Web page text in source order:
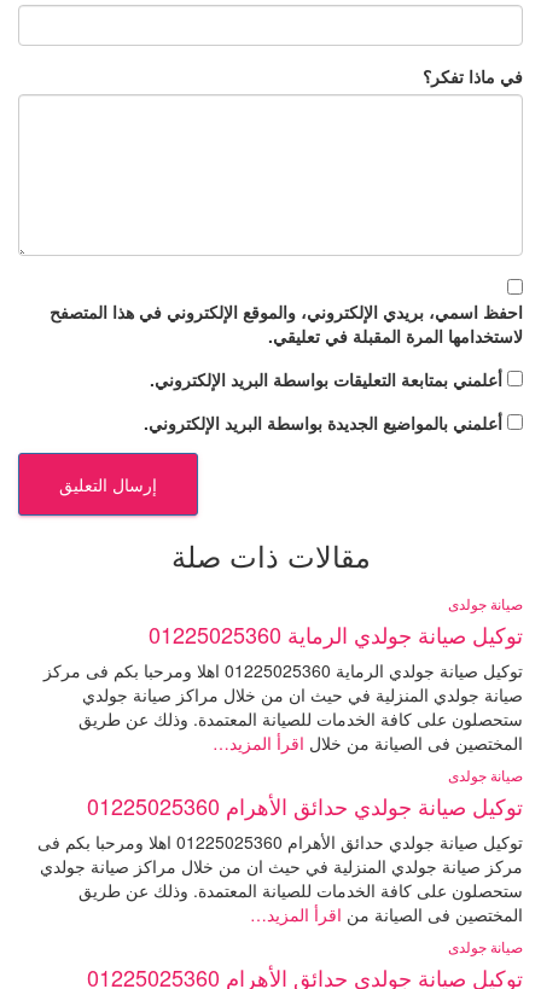
في ماذا تفكر؟
احفظ اسمي، بريدي الإلكتروني، والموقع الإلكتروني في هذا المتصفح
لاستخدامها المرة المقبلة في تعليقي.
أعلمني بمتابعة التعليقات بواسطة البريد الإلكتروني.
أعلمني بالمواضيع الجديدة بواسطة البريد الإلكتروني.
مقالات ذات صلة
صيانة جولدى
توكيل صيانة جولدي الرماية 01225025360
توكيل صيانة جولدي الرماية 01225025360 اهلا ومرحبا بكم فى مركز
صيانة جولدي المنزلية في حيث ان من خلال مراكز صيانة جولدي
ستحصلون على كافة الخدمات للصيانة المعتمدة. وذلك عن طريق
المختصين فى الصيانة من خلال اقرأ المزيد…
صيانة جولدى
توكيل صيانة جولدي حدائق الأهرام 01225025360
توكيل صيانة جولدي حدائق الأهرام 01225025360 اهلا ومرحبا بكم فى
مركز صيانة جولدي المنزلية في حيث ان من خلال مراكز صيانة جولدي
ستحصلون على كافة الخدمات للصيانة المعتمدة. وذلك عن طريق
المختصين فى الصيانة من اقرأ المزيد…
صيانة جولدى
توكيل صيانة جولدي حدائق الأهرام 01225025360